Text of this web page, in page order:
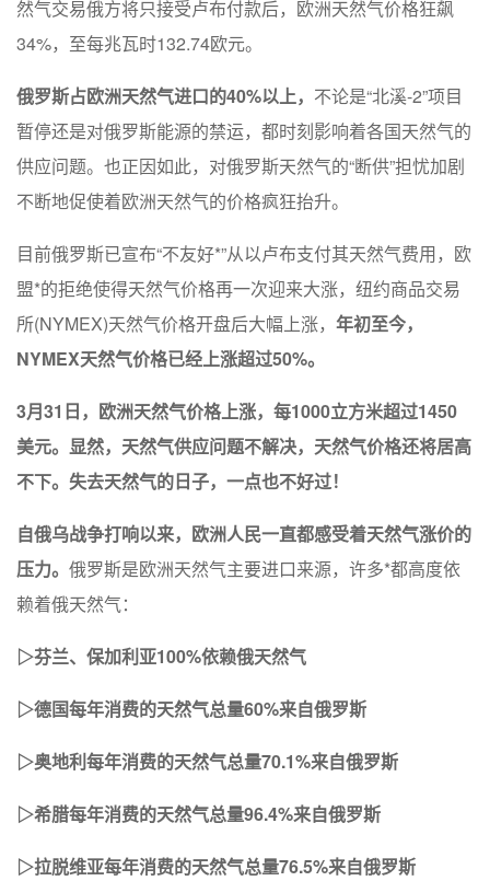
然气交易俄方将只接受卢布付款后，欧洲天然气价格狂飙
34%，至每兆瓦时132.74欧元。
俄罗斯占欧洲天然气进口的40%以上， 不论是“北溪-2”项目
暂停还是对俄罗斯能源的禁运，都时刻影响着各国天然气的
供应问题。也正因如此，对俄罗斯天然气的“断供”担忧加剧
不断地促使着欧洲天然气的价格疯狂抬升。
目前俄罗斯已宣布“不友好*”从以卢布支付其天然气费用，欧
盟*的拒绝使得天然气价格再一次迎来大涨，纽约商品交易
所(NYMEX)天然气价格开盘后大幅上涨， 年初至今，
NYMEX天然气价格已经上涨超过50%。
3月31日，欧洲天然气价格上涨，每1000立方米超过1450
美元。显然，天然气供应问题不解决，天然气价格还将居高
不下。失去天然气的日子，一点也不好过！
自俄乌战争打响以来，欧洲人民一直都感受着天然气涨价的
压力。 俄罗斯是欧洲天然气主要进口来源，许多*都高度依
赖着俄天然气：
▷芬兰、保加利亚100%依赖俄天然气
▷德国每年消费的天然气总量60%来自俄罗斯
▷奥地利每年消费的天然气总量70.1%来自俄罗斯
▷希腊每年消费的天然气总量96.4%来自俄罗斯
▷拉脱维亚每年消费的天然气总量76.5%来自俄罗斯